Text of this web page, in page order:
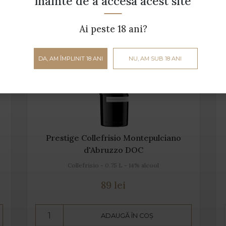
Prestige Collefrisio Montepulciano
d'Abruzzo DOC
Collefrisio - 0.75 L - 14% alcool
89 lei
ADAUGĂ ÎN COȘ
Ai peste 18 ani?
DA, AM ÎMPLINIT 18 ANI NU, AM SUB 18 ANI